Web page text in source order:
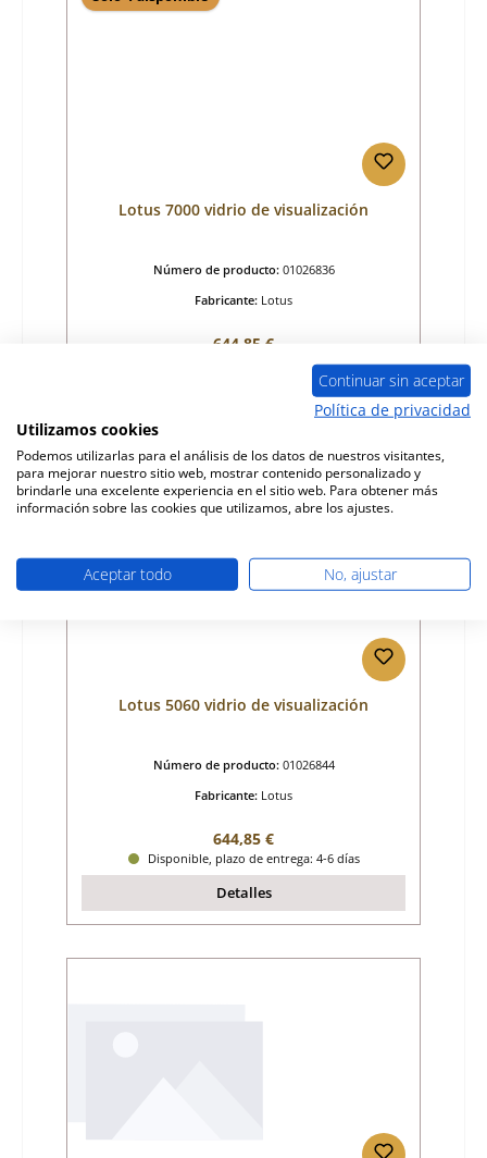
Lotus 7000 vidrio de visualización
Número de producto: 01026836
Fabricante: Lotus
Precio normal:
644,85 €
Disponible, plazo de entrega: 4-6 días
Sólo 4 disponible
Lotus 5060 vidrio de visualización
Número de producto: 01026844
Fabricante: Lotus
Precio normal:
644,85 €
Disponible, plazo de entrega: 4-6 días
Detalles
Continuar sin aceptar
Política de privacidad
Utilizamos cookies
Podemos utilizarlas para el análisis de los datos de nuestros visitantes,
para mejorar nuestro sitio web, mostrar contenido personalizado y
brindarle una excelente experiencia en el sitio web. Para obtener más
información sobre las cookies que utilizamos, abre los ajustes.
Aceptar todo No, ajustar